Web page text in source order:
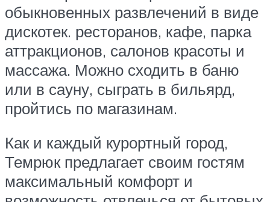
обыкновенных развлечений в виде
дискотек. ресторанов, кафе, парка
аттракционов, салонов красоты и
массажа. Можно сходить в баню
или в сауну, сыграть в бильярд,
пройтись по магазинам.
Как и каждый курортный город,
Темрюк предлагает своим гостям
максимальный комфорт и